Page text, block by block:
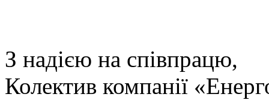
З надією на співпрацю,
Колектив компанії